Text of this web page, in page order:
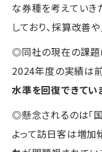
な券種を考えていき
しており、採算改善
◎同社の現在の課題
2024年度の実績は
水準を回復できてい
◎懸念されるのは「
よって訪日客は増加